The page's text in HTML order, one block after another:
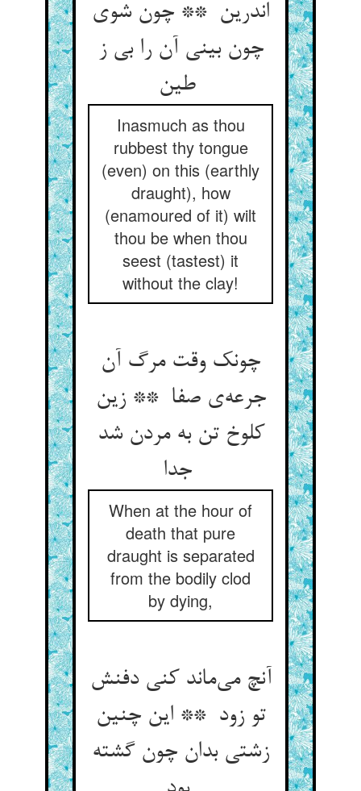
اندرین ** چون شوی
چون بینی آن را بی ز
Inasmuch as thou
rubbest thy tongue
(even) on this (earthly
draught), how
(enamoured of it) wilt
thou be when thou
seest (tastest) it
without the clay!
چونک وقت مرگ آن
جرعه‌ی صفا ** زین
کلوخ تن به مردن شد
When at the hour of
death that pure
draught is separated
from the bodily clod
by dying,
آنچ می‌ماند کنی دفنش
تو زود ** این چنین
زشتی بدان چون گشته